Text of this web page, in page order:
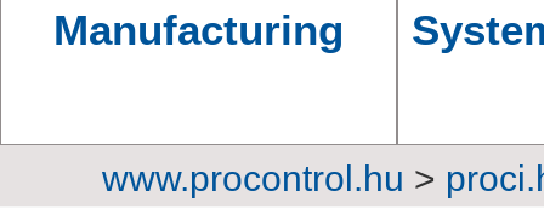
Manufacturing
www.procontrol.hu >